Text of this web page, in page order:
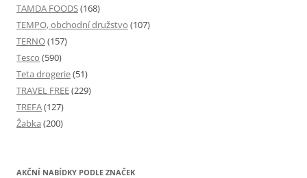
TAMDA FOODS(168)
TEMPO, obchodní družstvo (107)
TERNO(157)
Tesco (590)
Teta drogerie(51)
TRAVEL FREE(229)
TREFA(127)
Žabka (200)
AKČNÍ NABÍDKY PODLE ZNAČEK